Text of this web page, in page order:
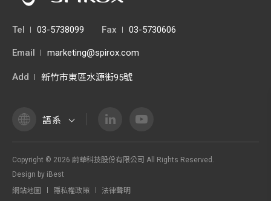
Tel 03-5738099 Fax 03-5730606
Email marketing@spirox.com
Add 新竹市東區水源街95號
語系
Copyright © 2026 蔚華科技股份有限公司 All Rights Reserved.
Design by iBest
網站地圖
隱私權政策 法律聲明